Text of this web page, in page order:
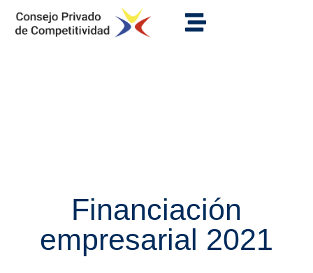
Financiación
empresarial 2021